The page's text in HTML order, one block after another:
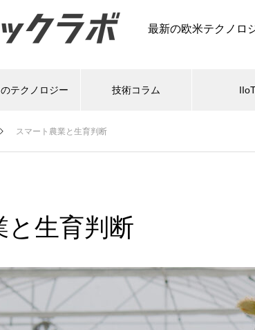
最新の欧米テクノロ
テクノロジー 技術コラム
スマート農業と生育判断
と生育判断